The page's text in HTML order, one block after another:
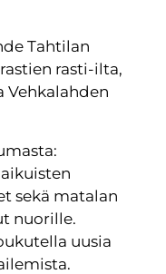
Tahtilan
rasti-ilta,
Vehkalahden
sekä matalan
nuorille.
uusia